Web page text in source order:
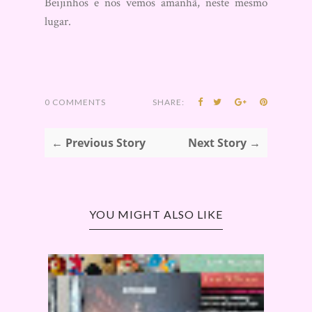
lugar.
0 COMMENTS SHARE:
← Previous Story Next Story →
YOU MIGHT ALSO LIKE